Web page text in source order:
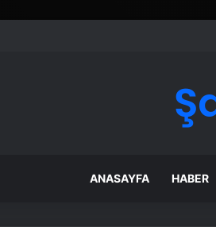
ANASAYFA HABER